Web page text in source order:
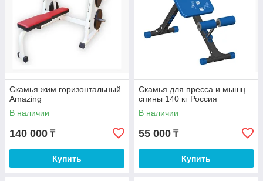
Скамья жим горизонтальный
Amazing
В наличии
140 000 ₸
Купить
Скамья для пресса и мышц
спины 140 кг Россия
В наличии
55 000 ₸
Купить